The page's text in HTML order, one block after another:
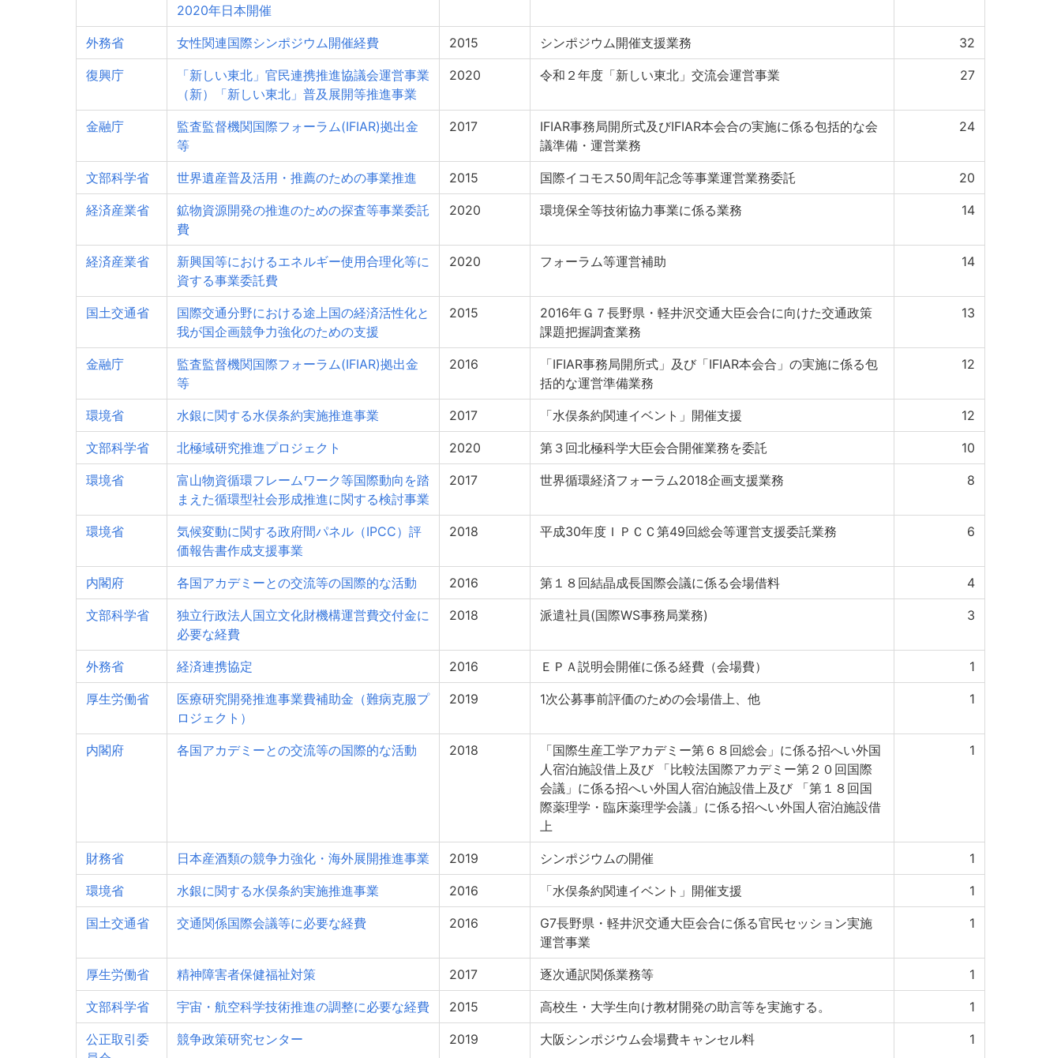
2020年日本開催
外務省 女性関連国際シンポジウム開催経費 2015 シンポジウム開催支援業務 32
復興庁
「新しい東北」官民連携推進協議会運営事業
（新）「新しい東北」普及展開等推進事業
2020 令和２年度「新しい東北」交流会運営事業 27
金融庁
監査監督機関国際フォーラム(IFIAR)拠出金
等
2017
IFIAR事務局開所式及びIFIAR本会合の実施に係る包括的な会
議準備・運営業務
24
文部科学省 世界遺産普及活用・推薦のための事業推進 2015 国際イコモス50周年記念等事業運営業務委託 20
経済産業省
鉱物資源開発の推進のための探査等事業委託
費
2020 環境保全等技術協力事業に係る業務 14
経済産業省
新興国等におけるエネルギー使用合理化等に
資する事業委託費
2020 フォーラム等運営補助 14
国土交通省
国際交通分野における途上国の経済活性化と
我が国企画競争力強化のための支援
2015
2016年Ｇ７長野県・軽井沢交通大臣会合に向けた交通政策
課題把握調査業務
13
金融庁
監査監督機関国際フォーラム(IFIAR)拠出金
等
2016
「IFIAR事務局開所式」及び「IFIAR本会合」の実施に係る包
括的な運営準備業務
12
環境省 水銀に関する水俣条約実施推進事業 2017 「水俣条約関連イベント」開催支援 12
文部科学省 北極域研究推進プロジェクト 2020 第３回北極科学大臣会合開催業務を委託 10
環境省
富山物資循環フレームワーク等国際動向を踏
まえた循環型社会形成推進に関する検討事業
2017 世界循環経済フォーラム2018企画支援業務 8
環境省
気候変動に関する政府間パネル（IPCC）評
価報告書作成支援事業
2018 平成30年度ＩＰＣＣ第49回総会等運営支援委託業務 6
内閣府 各国アカデミーとの交流等の国際的な活動 2016 第１８回結晶成長国際会議に係る会場借料 4
文部科学省
独立行政法人国立文化財機構運営費交付金に
必要な経費
2018 派遣社員(国際WS事務局業務) 3
外務省 経済連携協定 2016 ＥＰＡ説明会開催に係る経費（会場費） 1
厚生労働省
医療研究開発推進事業費補助金（難病克服プ
ロジェクト）
2019 1次公募事前評価のための会場借上、他 1
内閣府 各国アカデミーとの交流等の国際的な活動 2018
「国際生産工学アカデミー第６８回総会」に係る招へい外国
人宿泊施設借上及び 「比較法国際アカデミー第２０回国際
会議」に係る招へい外国人宿泊施設借上及び 「第１８回国
際薬理学・臨床薬理学会議」に係る招へい外国人宿泊施設借
上
1
財務省 日本産酒類の競争力強化・海外展開推進事業 2019 シンポジウムの開催 1
環境省 水銀に関する水俣条約実施推進事業 2016 「水俣条約関連イベント」開催支援 1
国土交通省 交通関係国際会議等に必要な経費 2016
G7長野県・軽井沢交通大臣会合に係る官民セッション実施
運営事業
1
厚生労働省 精神障害者保健福祉対策 2017 逐次通訳関係業務等 1
文部科学省 宇宙・航空科学技術推進の調整に必要な経費 2015 高校生・大学生向け教材開発の助言等を実施する。 1
公正取引委
競争政策研究センター 2019 大阪シンポジウム会場費キャンセル料 1